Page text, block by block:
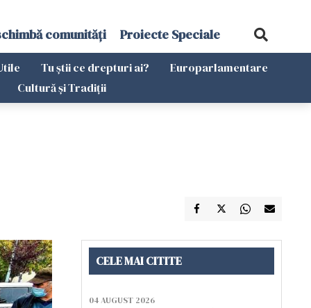
comunități Proiecte Speciale
Tu știi ce drepturi ai?
Europarlamentare
Cultură și Tradiții
CELE MAI CITITE
04 AUGUST 2026